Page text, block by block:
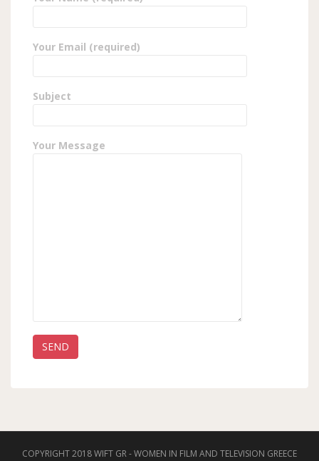
Your Email (required)
Subject
Your Message
COPYRIGHT 2018 WIFT GR - WOMEN IN FILM AND TELEVISION GREECE